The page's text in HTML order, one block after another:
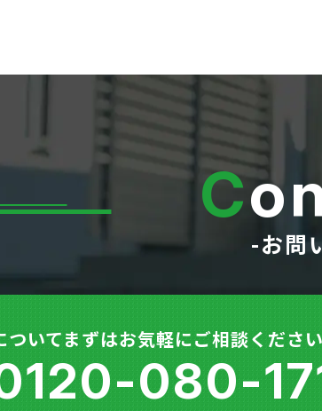
C
-お問
いてまずはお気軽にご相談ください
080-